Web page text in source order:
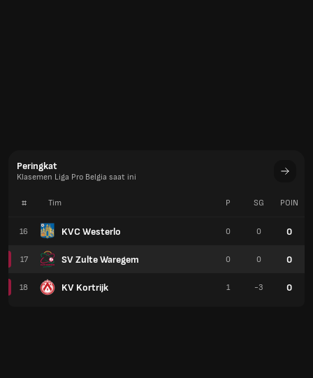
Peringkat
Klasemen Liga Pro Belgia saat ini
# Tim
16 KVC Westerlo
17 SV Zulte Waregem
18 KV Kortrijk
P SG POIN
0 0 0
0 0 0
1 -3 0